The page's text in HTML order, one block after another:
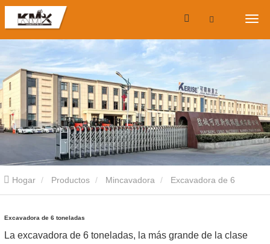
Hogar Productos Mincavadora
Excavadora de 6 toneladas
La excavadora de 6 toneladas, la más grande de la clase